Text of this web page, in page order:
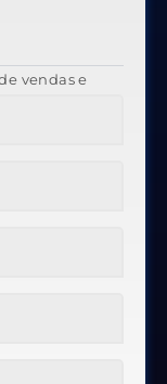
vendas e